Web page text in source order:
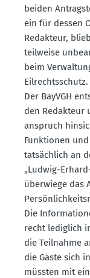
beiden
ein für dessen
Redakteur,
teilweise
beim
Eilrechts­schutz.
Der BayVGH
den
an­spruch
Funktionen
tatsächlich an
„Ludwig-
überwiege das
Die
recht lediglich
die Teilnahme
die Gäste sich
müssten mit